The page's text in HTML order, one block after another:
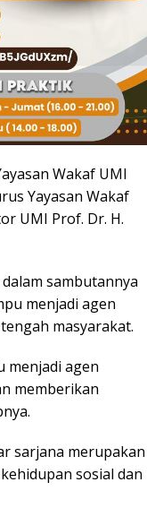
Wakaf UMI
Yayasan Wakaf
UMI Prof. Dr. H.
sambutannya
menjadi agen
masyarakat.
menjadi agen
memberikan
sarjana merupakan
sosial dan